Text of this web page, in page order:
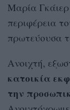
Μαρία
περιφέρεια
πρωτεύουσα
Ανοιχτή,
κατοικία
την